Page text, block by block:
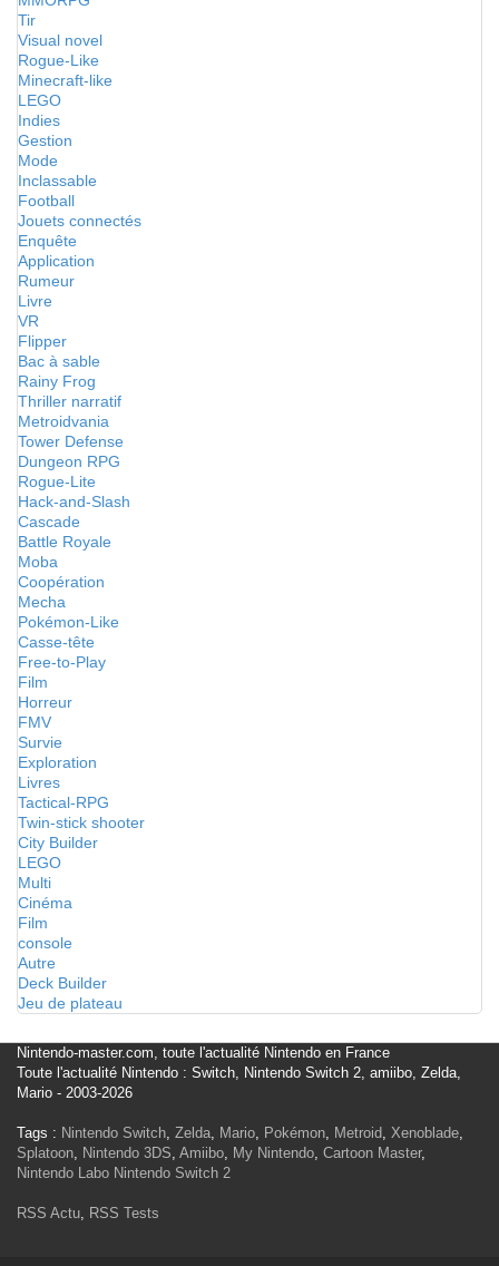
Tir
Visual novel
Rogue-Like
Minecraft-like
LEGO
Indies
Gestion
Mode
Inclassable
Football
Jouets connectés
Enquête
Application
Rumeur
Livre
VR
Flipper
Bac à sable
Rainy Frog
Thriller narratif
Metroidvania
Tower Defense
Dungeon RPG
Rogue-Lite
Hack-and-Slash
Cascade
Battle Royale
Moba
Coopération
Mecha
Pokémon-Like
Casse-tête
Free-to-Play
Film
Horreur
FMV
Survie
Exploration
Livres
Tactical-RPG
Twin-stick shooter
City Builder
LEGO
Multi
Cinéma
Film
console
Autre
Deck Builder
Jeu de plateau
Nintendo-master.com, toute l'actualité Nintendo en France
Toute l'actualité Nintendo : Switch, Nintendo Switch 2, amiibo, Zelda,
Mario - 2003-2026
Tags : Nintendo Switch, Zelda, Mario, Pokémon, Metroid, Xenoblade,
Splatoon, Nintendo 3DS, Amiibo, My Nintendo, Cartoon Master,
Nintendo Labo Nintendo Switch 2
RSS Actu, RSS Tests